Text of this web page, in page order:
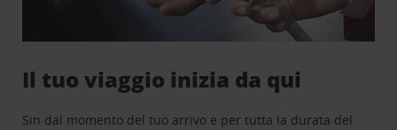
Il tuo viaggio inizia da qui
Sin dal momento del tuo arrivo e per tutta la durata del